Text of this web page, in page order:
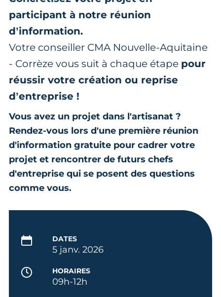
participant à notre réunion
d’information.
Votre conseiller CMA Nouvelle-Aquitaine
- Corrèze vous suit à chaque étape pour
réussir votre création ou reprise
d’entreprise !
Vous avez un projet dans l'artisanat ?
Rendez-vous lors d'une première réunion
d'information gratuite pour cadrer votre
projet et rencontrer de futurs chefs
d'entreprise qui se posent des questions
comme vous.
DATES
5 janv. 2026
HORAIRES
09h-12h